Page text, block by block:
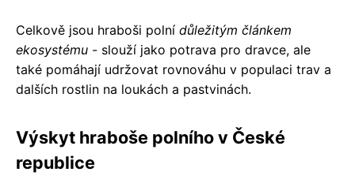
Celkově jsou hraboši polní důležitým článkem
ekosystému - slouží jako potrava pro dravce, ale
také pomáhají udržovat rovnováhu v populaci trav a
dalších rostlin na loukách a pastvinách.
Výskyt hraboše polního v České
republice